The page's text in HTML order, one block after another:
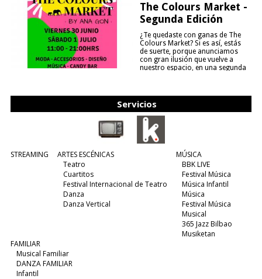
The Colours Market -
Segunda Edición
¿Te quedaste con ganas de The
Colours Market? Si es así, estás
de suerte, porque anunciamos
con gran ilusión que vuelve a
nuestro espacio, en una segunda
Servicios
STREAMING
ARTES ESCÉNICAS
Teatro
Cuartitos
Festival Internacional de Teatro
Danza
Danza Vertical
MÚSICA
BBK LIVE
Festival Música
Música Infantil
Música
Festival Música
Musical
365 Jazz Bilbao
Musiketan
FAMILIAR
Musical Familiar
DANZA FAMILIAR
Infantil